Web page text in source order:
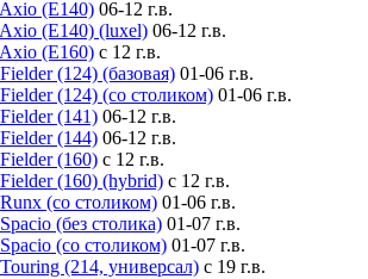
(E140) 06-12 г.в.
(E140) (luxel) 06-12 г.в.
(E160) с 12 г.в.
(124) (базовая) 01-06 г.в.
(124) (со столиком) 01-06 г.в.
(141) 06-12 г.в.
(144) 06-12 г.в.
(160) с 12 г.в.
(160) (hybrid) с 12 г.в.
(со столиком) 01-06 г.в.
(без столика) 01-07 г.в.
(со столиком) 01-07 г.в.
(214, универсал) с 19 г.в.